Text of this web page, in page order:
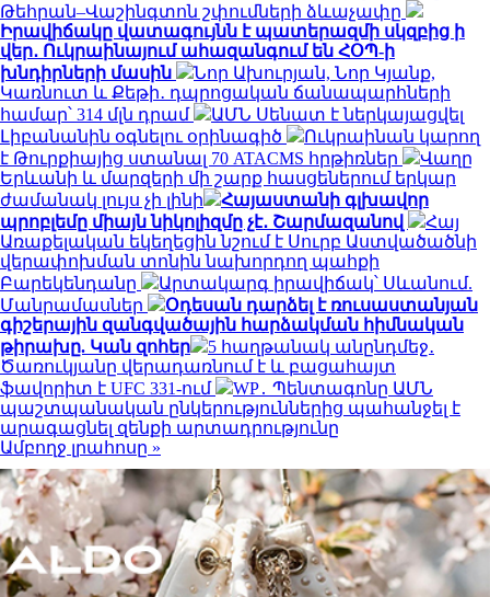
Թեհրան–Վաշինգտոն շփումների ձևաչափը
Իրավիճակը վատագույնն է պատերազմի սկզբից ի
վեր․ Ուկրաինայում ահազանգում են ՀՕՊ-ի
խնդիրների մասին
Նոր Ախուրյան, Նոր Կյանք,
Կառնուտ և Քեթի․ դպրոցական ճանապարհների
համար՝ 314 մլն դրամ
ԱՄՆ Սենատ է ներկայացվել
Լիբանանին օգնելու օրինագիծ
Ուկրաինան կարող
է Թուրքիայից ստանալ 70 ATACMS հրթիռներ
Վաղը
Երևանի և մարզերի մի շարք հասցեներում երկար
ժամանակ լույս չի լինի
Հայաստանի գլխավոր
պրոբլեմը միայն նիկոլիզմը չէ․ Շարմազանով
Հայ
Առաքելական եկեղեցին նշում է Սուրբ Աստվածածնի
վերափոխման տոնին նախորդող պահքի
Բարեկենդանը
Արտակարգ իրավիճակ՝ Սևանում.
Մանրամասներ
Օդեսան դարձել է ռուսաստանյան
գիշերային զանգվածային հարձակման հիմնական
թիրախը. Կան զոհեր
5 հաղթանակ անընդմեջ․
Ծառուկյանը վերադառնում է և բացահայտ
ֆավորիտ է UFC 331-ում
WP․ Պենտագոնը ԱՄՆ
պաշտպանական ընկերություններից պահանջել է
արագացնել զենքի արտադրությունը
Ամբողջ լրահոսը »